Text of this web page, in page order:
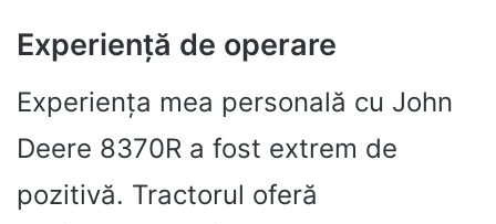
Experiență de operare
Experiența mea personală cu John
Deere 8370R a fost extrem de
pozitivă. Tractorul oferă